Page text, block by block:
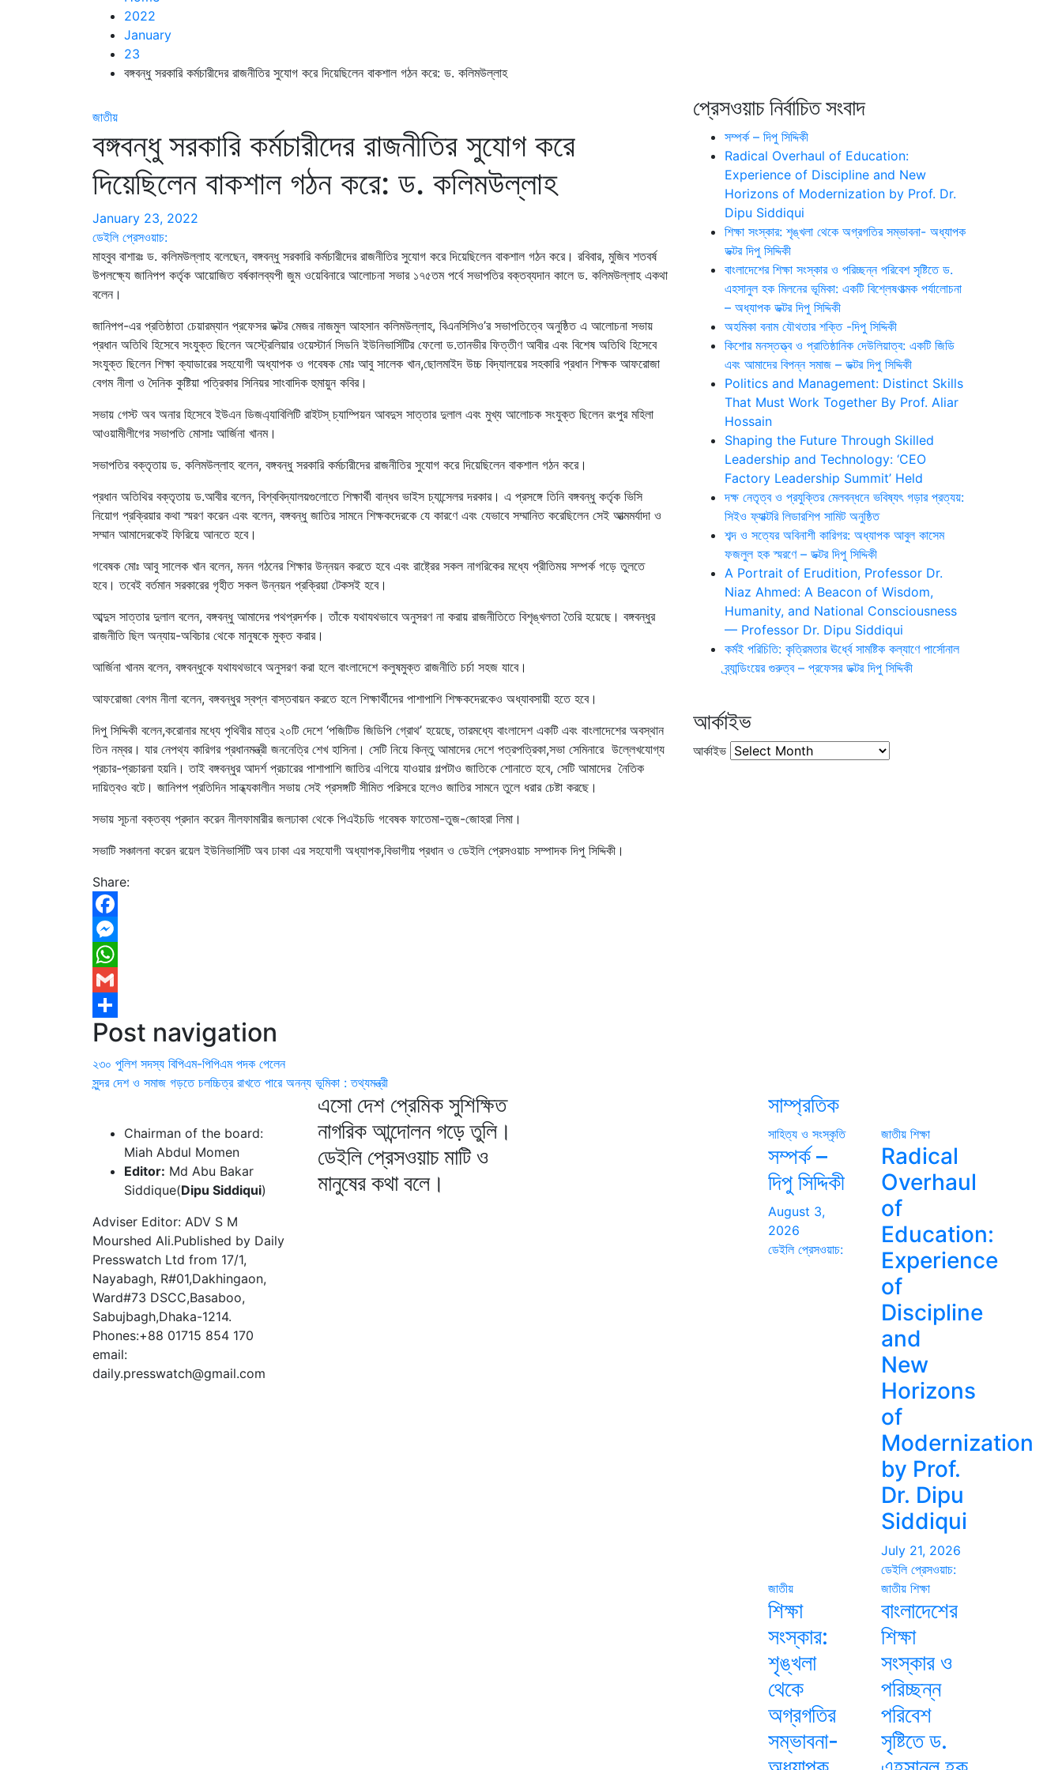
2022
January
23
বঙ্গবন্ধু সরকারি কর্মচারীদের রাজনীতির সুযোগ করে দিয়েছিলেন বাকশাল গঠন করে: ড. কলিমউল্লাহ
জাতীয়
বঙ্গবন্ধু সরকারি কর্মচারীদের রাজনীতির সুযোগ করে
দিয়েছিলেন বাকশাল গঠন করে: ড. কলিমউল্লাহ
January 23, 2022
ডেইলি প্রেসওয়াচ:
মাহবুব বাশারঃ ড. কলিমউল্লাহ বলেছেন, বঙ্গবন্ধু সরকারি কর্মচারীদের রাজনীতির সুযোগ করে দিয়েছিলেন বাকশাল গঠন করে। রবিবার, মুজিব শতবর্ষ
উপলক্ষ্যে জানিপপ কর্তৃক আয়োজিত বর্ষকালব্যপী জুম ওয়েবিনারে আলোচনা সভার ১৭৫তম পর্বে সভাপতির বক্তব্যদান কালে ড. কলিমউল্লাহ একথা
বলেন।
জানিপপ-এর প্রতিষ্ঠাতা চেয়ারম্যান প্রফেসর ডক্টর মেজর নাজমুল আহসান কলিমউল্লাহ, বিএনসিসিও’র সভাপতিত্বে অনুষ্ঠিত এ আলোচনা সভায়
প্রধান অতিথি হিসেবে সংযুক্ত ছিলেন অস্ট্রেলিয়ার ওয়েস্টার্ন সিডনি ইউনিভার্সিটির ফেলো ড.তানভীর ফিত্তীণ আবীর এবং বিশেষ অতিথি হিসেবে
সংযুক্ত ছিলেন শিক্ষা ক্যাডারের সহযোগী অধ্যাপক ও গবেষক মোঃ আবু সালেক খান,ছোলমাইদ উচ্চ বিদ্যালয়ের সহকারি প্রধান শিক্ষক আফরোজা
বেগম নীলা ও দৈনিক কুষ্টিয়া পত্রিকার সিনিয়র সাংবাদিক হুমায়ুন কবির।
সভায় গেস্ট অব অনার হিসেবে ইউএন ডিজএ্যাবিলিটি রাইটস্ চ্যাম্পিয়ন আবদুস সাত্তার দুলাল এবং মুখ্য আলোচক সংযুক্ত ছিলেন রংপুর মহিলা
আওয়ামীলীগের সভাপতি মোসাঃ আর্জিনা খানম।
সভাপতির বক্তৃতায় ড. কলিমউল্লাহ বলেন, বঙ্গবন্ধু সরকারি কর্মচারীদের রাজনীতির সুযোগ করে দিয়েছিলেন বাকশাল গঠন করে।
প্রধান অতিথির বক্তৃতায় ড.আবীর বলেন, বিশ্ববিদ্যালয়গুলোতে শিক্ষার্থী বান্ধব ভাইস চ্যান্সেলর দরকার। এ প্রসঙ্গে তিনি বঙ্গবন্ধু কর্তৃক ভিসি
নিয়োগ প্রক্রিয়ার কথা স্মরণ করেন এবং বলেন, বঙ্গবন্ধু জাতির সামনে শিক্ষকদেরকে যে কারণে এবং যেভাবে সম্মানিত করেছিলেন সেই আত্মমর্যাদা ও
সম্মান আমাদেরকেই ফিরিয়ে আনতে হবে।
গবেষক মোঃ আবু সালেক খান বলেন, মনন গঠনের শিক্ষার উন্নয়ন করতে হবে এবং রাষ্ট্রের সকল নাগরিকের মধ্যে প্রীতিময় সম্পর্ক গড়ে তুলতে
হবে। তবেই বর্তমান সরকারের গৃহীত সকল উন্নয়ন প্রক্রিয়া টেকসই হবে।
আব্দুস সাত্তার দুলাল বলেন, বঙ্গবন্ধু আমাদের পথপ্রদর্শক। তাঁকে যথাযথভাবে অনুসরণ না করায় রাজনীতিতে বিশৃঙ্খলতা তৈরি হয়েছে। বঙ্গবন্ধুর
রাজনীতি ছিল অন্যায়-অবিচার থেকে মানুষকে মুক্ত করার।
আর্জিনা খানম বলেন, বঙ্গবন্ধুকে যথাযথভাবে অনুসরণ করা হলে বাংলাদেশে কলুষমুক্ত রাজনীতি চর্চা সহজ যাবে।
আফরোজা বেগম নীলা বলেন, বঙ্গবন্ধুর স্বপ্ন বাস্তবায়ন করতে হলে শিক্ষার্থীদের পাশাপাশি শিক্ষকদেরকেও অধ্যাবসায়ী হতে হবে।
দিপু সিদ্দিকী বলেন,করোনার মধ্যে পৃথিবীর মাত্র ২০টি দেশে ‘পজিটিভ জিডিপি গ্রোথ’ হয়েছে, তারমধ্যে বাংলাদেশ একটি এবং বাংলাদেশের অবস্থান
তিন নম্বর। যার নেপথ্য কারিগর প্রধানমন্ত্রী জননেত্রি শেখ হাসিনা। সেটি নিয়ে কিন্তু আমাদের দেশে পত্রপত্রিকা,সভা সেমিনারে উল্লেখযোগ্য
প্রচার-প্রচারনা হয়নি। তাই বঙ্গবন্ধুর আদর্শ প্রচারের পাশাপাশি জাতির এগিয়ে যাওয়ার গল্পটাও জাতিকে শোনাতে হবে, সেটি আমাদের নৈতিক
দায়িত্বও বটে। জানিপপ প্রতিদিন সান্ধ্যকালীন সভায় সেই প্রসঙ্গটি সীমিত পরিসরে হলেও জাতির সামনে তুলে ধরার চেষ্টা করছে।
সভায় সূচনা বক্তব্য প্রদান করেন নীলফামারীর জলঢাকা থেকে পিএইচডি গবেষক ফাতেমা-তুজ-জোহরা লিমা।
সভাটি সঞ্চালনা করেন রয়েল ইউনিভার্সিটি অব ঢাকা এর সহযোগী অধ্যাপক,বিভাগীয় প্রধান ও ডেইলি প্রেসওয়াচ সম্পাদক দিপু সিদ্দিকী।
Share:
Facebook
Messenger
WhatsApp
Gmail
Share
Post navigation
২৩০ পুলিশ সদস্য বিপিএম-পিপিএম পদক পেলেন
সুন্দর দেশ ও সমাজ গড়তে চলচ্চিত্র রাখতে পারে অনন্য ভূমিকা : তথ্যমন্ত্রী
প্রেসওয়াচ নির্বাচিত সংবাদ
সম্পর্ক – দিপু সিদ্দিকী
Radical Overhaul of Education:
Experience of Discipline and New
Horizons of Modernization by Prof. Dr.
Dipu Siddiqui
শিক্ষা সংস্কার: শৃঙ্খলা থেকে অগ্রগতির সম্ভাবনা- অধ্যাপক
ডক্টর দিপু সিদ্দিকী
বাংলাদেশের শিক্ষা সংস্কার ও পরিচ্ছন্ন পরিবেশ সৃষ্টিতে ড.
এহসানুল হক মিলনের ভূমিকা: একটি বিশ্লেষণাত্মক পর্যালোচনা
– অধ্যাপক ডক্টর দিপু সিদ্দিকী
অহমিকা বনাম যৌথতার শক্তি -দিপু সিদ্দিকী
কিশোর মনস্তত্ত্ব ও প্রাতিষ্ঠানিক দেউলিয়াত্ব: একটি জিডি
এবং আমাদের বিপন্ন সমাজ – ডক্টর দিপু সিদ্দিকী
Politics and Management: Distinct Skills
That Must Work Together By Prof. Aliar
Hossain
Shaping the Future Through Skilled
Leadership and Technology: ‘CEO
Factory Leadership Summit’ Held
দক্ষ নেতৃত্ব ও প্রযুক্তির মেলবন্ধনে ভবিষ্যৎ গড়ার প্রত্যয়:
সিইও ফ্যাক্টরি লিডারশিপ সামিট অনুষ্ঠিত
শব্দ ও সত্যের অবিনাশী কারিগর: অধ্যাপক আবুল কাসেম
ফজলুল হক স্মরণে – ডক্টর দিপু সিদ্দিকী
A Portrait of Erudition, Professor Dr.
Niaz Ahmed: A Beacon of Wisdom,
Humanity, and National Consciousness
— Professor Dr. Dipu Siddiqui
কর্মই পরিচিতি: কৃত্রিমতার ঊর্ধ্বে সামষ্টিক কল্যাণে পার্সোনাল
ব্র্যান্ডিংয়ের গুরুত্ব – প্রফেসর ডক্টর দিপু সিদ্দিকী
আর্কাইভ
আর্কাইভ
Chairman of the board:
Miah Abdul Momen
Editor: Md Abu Bakar
Siddique(Dipu Siddiqui)
Adviser Editor: ADV S M
Mourshed Ali.Published by Daily
Presswatch Ltd from 17/1,
Nayabagh, R#01,Dakhingaon,
Ward#73 DSCC,Basaboo,
Sabujbagh,Dhaka-1214.
Phones:+88 01715 854 170
email:
daily.presswatch@gmail.com
এসো দেশ প্রেমিক সুশিক্ষিত
নাগরিক আন্দোলন গড়ে তুলি।
ডেইলি প্রেসওয়াচ মাটি ও
মানুষের কথা বলে।
সাম্প্রতিক
সাহিত্য ও সংস্কৃতি
সম্পর্ক –
দিপু সিদ্দিকী
August 3,
2026
ডেইলি প্রেসওয়াচ:
জাতীয় শিক্ষা
Radical
Overhaul
of
Education:
Experience
of
Discipline
and
New
Horizons
of
Modernization
by Prof.
Dr. Dipu
Siddiqui
July 21, 2026
ডেইলি প্রেসওয়াচ:
জাতীয়
শিক্ষা
সংস্কার:
শৃঙ্খলা
থেকে
অগ্রগতির
সম্ভাবনা-
জাতীয় শিক্ষা
বাংলাদেশের
শিক্ষা
সংস্কার ও
পরিচ্ছন্ন
পরিবেশ
সৃষ্টিতে ড.